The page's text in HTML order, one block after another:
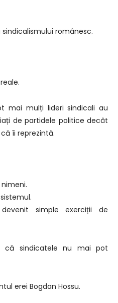
românesc.
mai mulți lideri sindicali au
de partidele politice decât
îi reprezintă.
simple exerciții de
că sindicatele nu mai pot
erei Bogdan Hossu.